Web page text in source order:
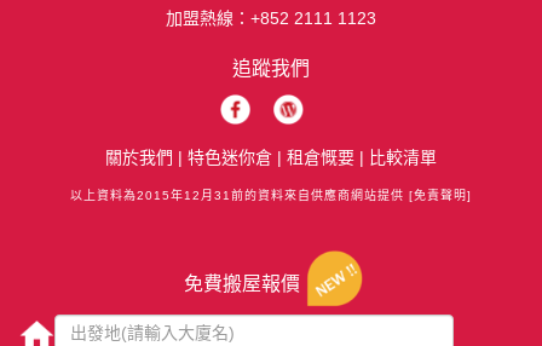
加盟熱線： +852 2111 1123
追蹤我們
關於我們 | 特色迷你倉 | 租倉慨要 | 比較清單
以上資料為2015年12月31前的資料來自供應商網站提供 [免責聲明]
免費搬屋報價